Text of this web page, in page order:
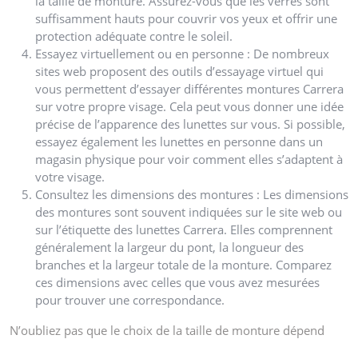
suffisamment hauts pour couvrir vos yeux et offrir une
protection adéquate contre le soleil.
Essayez virtuellement ou en personne : De nombreux
sites web proposent des outils d’essayage virtuel qui
vous permettent d’essayer différentes montures Carrera
sur votre propre visage. Cela peut vous donner une idée
précise de l’apparence des lunettes sur vous. Si possible,
essayez également les lunettes en personne dans un
magasin physique pour voir comment elles s’adaptent à
votre visage.
Consultez les dimensions des montures : Les dimensions
des montures sont souvent indiquées sur le site web ou
sur l’étiquette des lunettes Carrera. Elles comprennent
généralement la largeur du pont, la longueur des
branches et la largeur totale de la monture. Comparez
ces dimensions avec celles que vous avez mesurées
pour trouver une correspondance.
N’oubliez pas que le choix de la taille de monture dépend